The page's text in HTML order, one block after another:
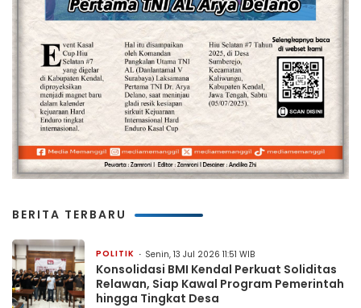
BERITA TERBARU
POLITIK Senin, 13 Jul 2026 11:51 WIB
Konsolidasi BMI Kendal Perkuat Soliditas
Relawan, Siap Kawal Program Pemerintah
hingga Tingkat Desa